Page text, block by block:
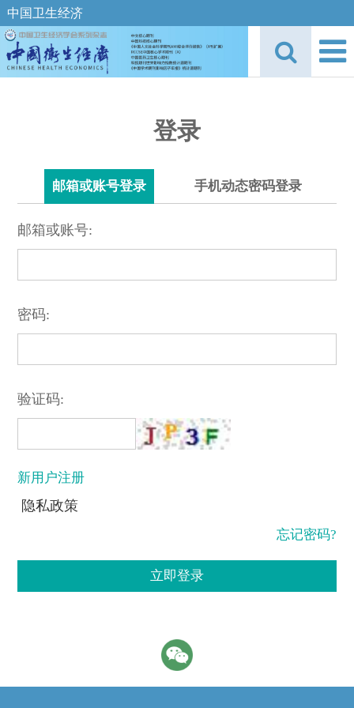
中国卫生经济
登录
邮箱或账号登录 手机动态密码登录
邮箱或账号:
密码:
验证码:
新用户注册
隐私政策
忘记密码?
立即登录